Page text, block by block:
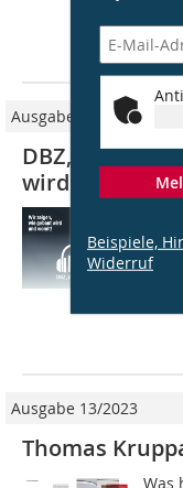
Beispiele,
Widerruf
Ausgabe 04/2020
DBZ, der
wird und
Die
Ausgabe 13/2023
Thomas
Was